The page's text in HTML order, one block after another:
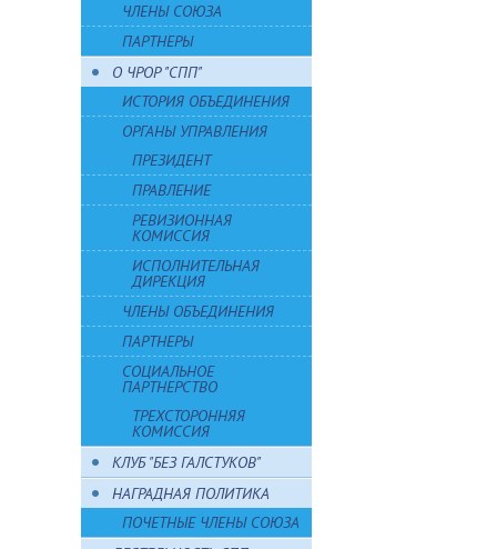
ЧЛЕНЫ СОЮЗА
ПАРТНЕРЫ
О ЧРОР "СПП"
ИСТОРИЯ ОБЪЕДИНЕНИЯ
ОРГАНЫ УПРАВЛЕНИЯ
ПРЕЗИДЕНТ
ПРАВЛЕНИЕ
РЕВИЗИОННАЯ
КОМИССИЯ
ИСПОЛНИТЕЛЬНАЯ
ДИРЕКЦИЯ
ЧЛЕНЫ ОБЪЕДИНЕНИЯ
ПАРТНЕРЫ
СОЦИАЛЬНОЕ
ПАРТНЕРСТВО
ТРЕХСТОРОННЯЯ
КОМИССИЯ
КЛУБ "БЕЗ ГАЛСТУКОВ"
НАГРАДНАЯ ПОЛИТИКА
ПОЧЕТНЫЕ ЧЛЕНЫ СОЮЗА